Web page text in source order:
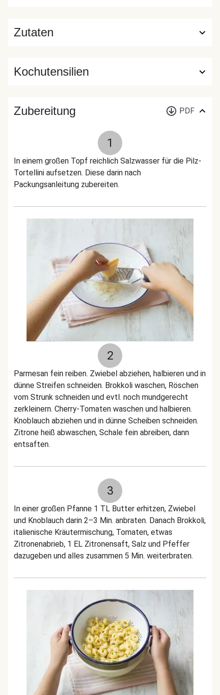
Zutaten
Kochutensilien
Zubereitung PDF
1
In einem großen Topf reichlich Salzwasser für die Pilz-
Tortellini aufsetzen. Diese darin nach
Packungsanleitung zubereiten.
2
Parmesan fein reiben. Zwiebel abziehen, halbieren und in
dünne Streifen schneiden. Brokkoli waschen, Röschen
vom Strunk schneiden und evtl. noch mundgerecht
zerkleinern. Cherry-Tomaten waschen und halbieren.
Knoblauch abziehen und in dünne Scheiben schneiden.
Zitrone heiß abwaschen, Schale fein abreiben, dann
entsaften.
3
In einer großen Pfanne 1 TL Butter erhitzen, Zwiebel
und Knoblauch darin 2–3 Min. anbraten. Danach Brokkoli,
italienische Kräutermischung, Tomaten, etwas
Zitronenabrieb, 1 EL Zitronensaft, Salz und Pfeffer
dazugeben und alles zusammen 5 Min. weiterbraten.